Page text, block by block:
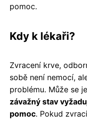
pomoc.
Kdy k lékaři?
Zvracení krve,
sobě není nemocí,
problému. Může se
závažný stav
pomoc. Pokud